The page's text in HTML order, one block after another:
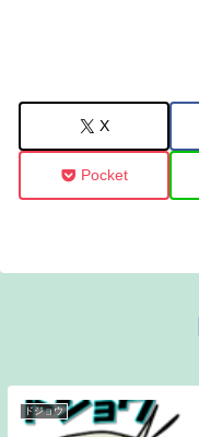
X
Pocket
ドジョウ